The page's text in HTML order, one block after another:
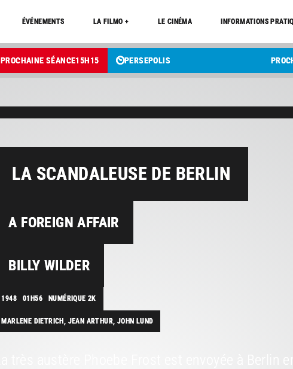
ÉVÉNEMENTS LA FILMO + LE CINÉMA INFORMATIONS
PROCHAINE SÉANCE15H15 PERSEPOLIS
LA SCANDALEUSE DE BERLIN
A FOREIGN AFFAIR
BILLY WILDER
1948 01H56 NUMÉRIQUE 2K
MARLENE DIETRICH, JEAN ARTHUR, JOHN LUND
La très austère Phoebe Frost est envoyée à Berlin